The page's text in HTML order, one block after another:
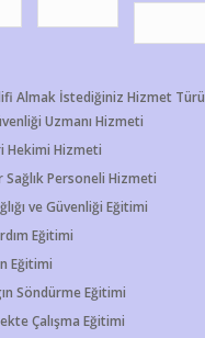
Almak İstediğiniz Hizmet Türü
Uzmanı Hizmeti
Hekimi Hizmeti
Sağlık Personeli Hizmeti
ve Güvenliği Eğitimi
Eğitimi
Eğitimi
Söndürme Eğitimi
Çalışma Eğitimi